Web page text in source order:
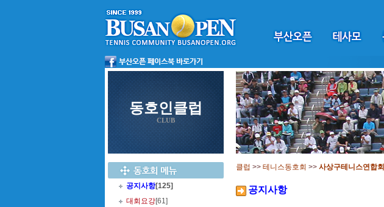
동호인클럽
CLUB
공지사항[125]
대회요강[61]
클럽 >> 테니스동호회 >> 사상구테니스연합회
공지사항